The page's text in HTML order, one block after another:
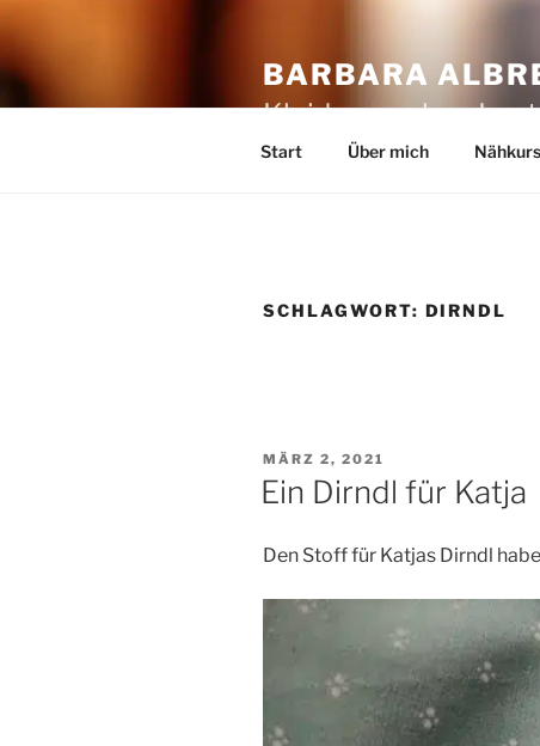
Zum
Inhalt
springen
BARBARA
Kleider machen
Start Über mich
SCHLAGWORT: DIRNDL
VERÖFFENTLICHT
AM
MÄRZ 2, 2021
Ein Dirndl für Katja
Den Stoff für Katjas Dirndl